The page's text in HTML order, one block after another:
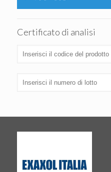
Certificato di analisi